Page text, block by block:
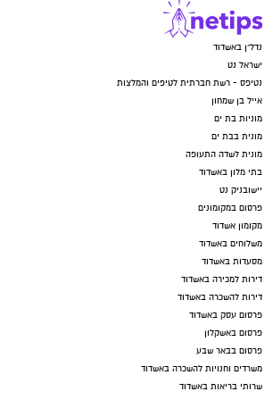
נדל"ן באשדוד
ישראל נט
נטיפס - רשת חברתית לטיפים והמלצות
אייל בן שמחון
מוניות בת ים
מונית בבת ים
מונית לשדה התעופה
בתי מלון באשדוד
יישובניק נט
פרסום במקומונים
מקומון אשדוד
משלוחים באשדוד
מסעדות באשדוד
דירות למכירה באשדוד
דירות להשכרה באשדוד
פרסום עסק באשדוד
פרסום באשקלון
פרסום בבאר שבע
משרדים וחנויות להשכרה באשדוד
שרותי בריאות באשדוד